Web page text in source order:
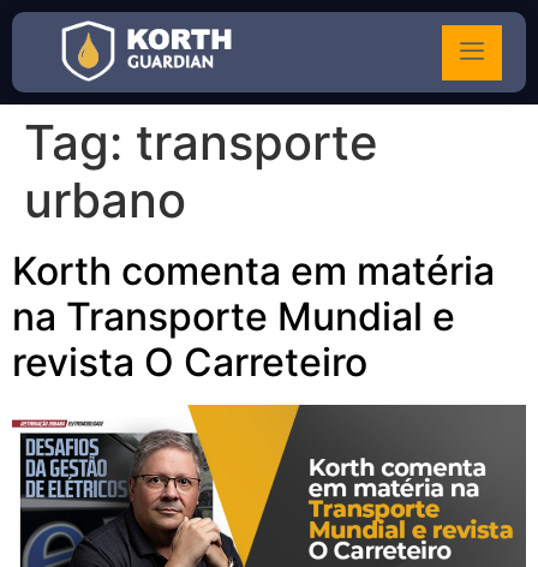
Tag: transporte
urbano
Korth comenta em matéria
na Transporte Mundial e
revista O Carreteiro